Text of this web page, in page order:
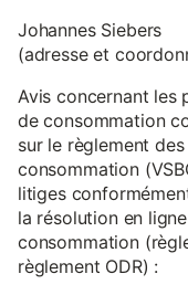
Johannes Siebers
(adresse et
Avis concernant les
de consommation
sur le règlement
consommation
litiges
la résolution en
consommation
règlement ODR) :